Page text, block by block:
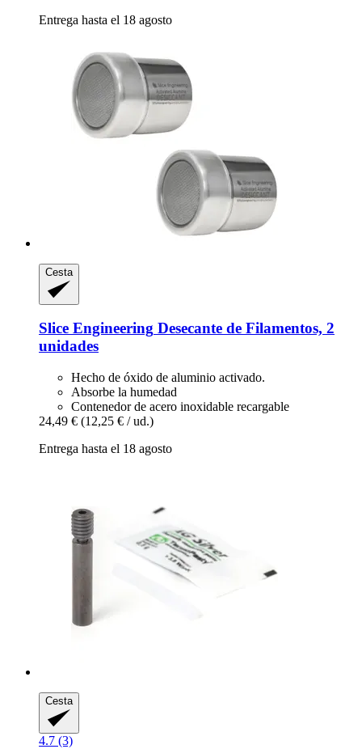
Entrega hasta el 18 agosto
Cesta
Slice Engineering Desecante de Filamentos, 2
unidades
Hecho de óxido de aluminio activado.
Absorbe la humedad
Contenedor de acero inoxidable recargable
24,49 € (12,25 € / ud.)
Entrega hasta el 18 agosto
Cesta
4.7 (3)